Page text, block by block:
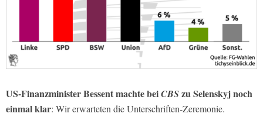
US-Finanzminister Bessent machte beiCBSzu Selenskyj noch
einmal klar: Wir erwarteten die Unterschriften-Zeremonie.